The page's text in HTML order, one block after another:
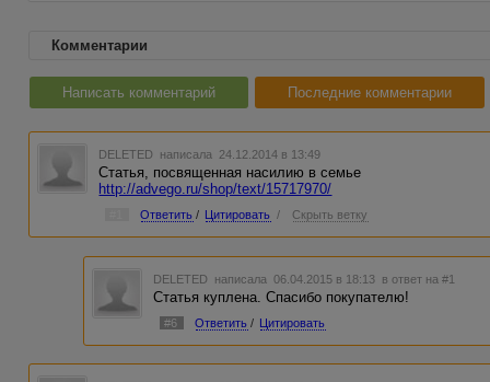
Комментарии
Написать комментарий Последние комментарии
DELETED написала 24.12.2014 в 13:49
Статья, посвященная насилию в семье
http://advego.ru/shop/text/15717970/
Ответить / Цитировать / Скрыть ветку
DELETED написала 06.04.2015 в 18:13 в ответ на #1
Статья куплена. Спасибо покупателю!
#6 Ответить / Цитировать